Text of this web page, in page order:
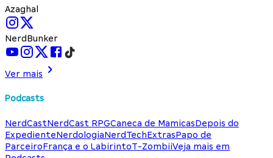
Azaghal
NerdBunker
Ver mais
Podcasts
NerdCastNerdCast RPGCaneca de MamicasDepois do
ExpedienteNerdologiaNerdTechExtrasPapo de
ParceiroFrança e o LabirintoT-ZombiiVeja mais em